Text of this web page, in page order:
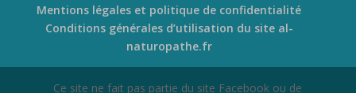
Mentions légales et politique de confidentialité
Conditions générales d’utilisation du site al-
naturopathe.fr
Ce site ne fait pas partie du site Facebook ou de